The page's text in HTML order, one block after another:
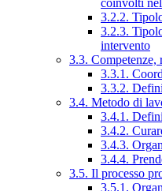
coinvolti
3.2.2.
3.2.3.
intervento
3.3.
3.3.1.
3.3.2.
3.4. Metodo di
3.4.1.
3.4.2.
3.4.3.
3.4.4.
3.5. Il processo
3.5.1.